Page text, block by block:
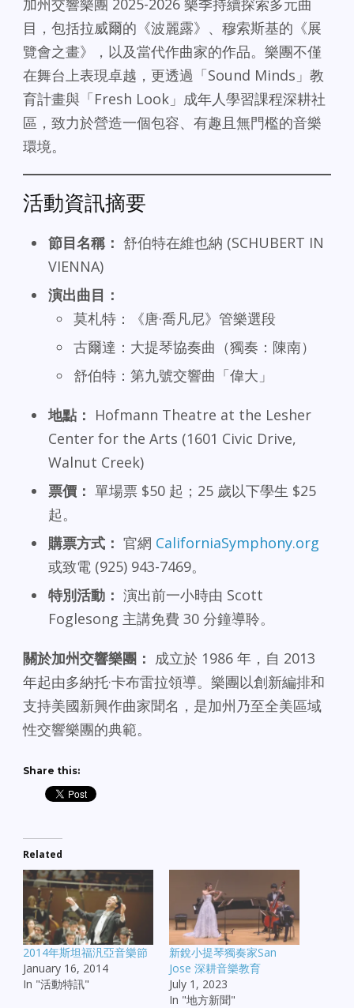
加州交響樂團 2025-2026 樂季持續探索多元曲
目，包括拉威爾的《波麗露》、穆索斯基的《展
覽會之畫》，以及當代作曲家的作品。樂團不僅
在舞台上表現卓越，更透過「Sound Minds」教
育計畫與「Fresh Look」成年人學習課程深耕社
區，致力於營造一個包容、有趣且無門檻的音樂
環境。
活動資訊摘要
節目名稱： 舒伯特在維也納 (SCHUBERT IN
VIENNA)
演出曲目：
莫札特：《唐·喬凡尼》管樂選段
古爾達：大提琴協奏曲（獨奏：陳南）
舒伯特：第九號交響曲「偉大」
地點： Hofmann Theatre at the Lesher
Center for the Arts (1601 Civic Drive,
Walnut Creek)
票價： 單場票 $50 起；25 歲以下學生 $25
起。
購票方式： 官網 CaliforniaSymphony.org
或致電 (925) 943-7469。
特別活動： 演出前一小時由 Scott
Foglesong 主講免費 30 分鐘導聆。
關於加州交響樂團： 成立於 1986 年，自 2013
年起由多納托·卡布雷拉領導。樂團以創新編排和
支持美國新興作曲家聞名，是加州乃至全美區域
性交響樂團的典範。
Share this:
Related
2014年斯坦福汎亞音樂節
January 16, 2014
In "活動特訊"
新銳小提琴獨奏家San
Jose 深耕音樂教育
July 1, 2023
In "地方新聞"